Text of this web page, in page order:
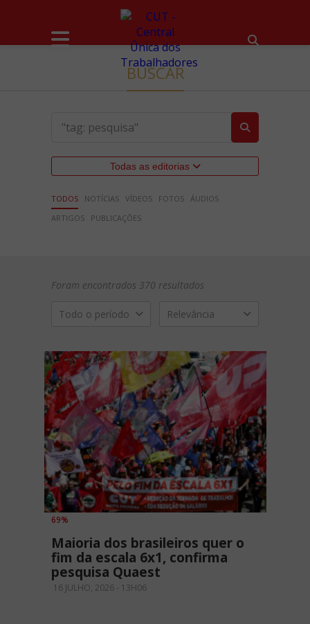
BUSCAR
Todas as editorias
TODOS NOTÍCIAS VÍDEOS FOTOS ÁUDIOS
ARTIGOS
PUBLICAÇÕES
Foram encontrados 370 resultados
Todo o período Relevância
69%
Maioria dos brasileiros quer o
fim da escala 6x1, confirma
pesquisa Quaest
16 JULHO, 2026 - 13H06